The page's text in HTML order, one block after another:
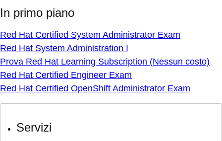
In primo piano
Red Hat Certified System Administrator Exam
Red Hat System Administration I
Prova Red Hat Learning Subscription (Nessun costo)
Red Hat Certified Engineer Exam
Red Hat Certified OpenShift Administrator Exam
Servizi